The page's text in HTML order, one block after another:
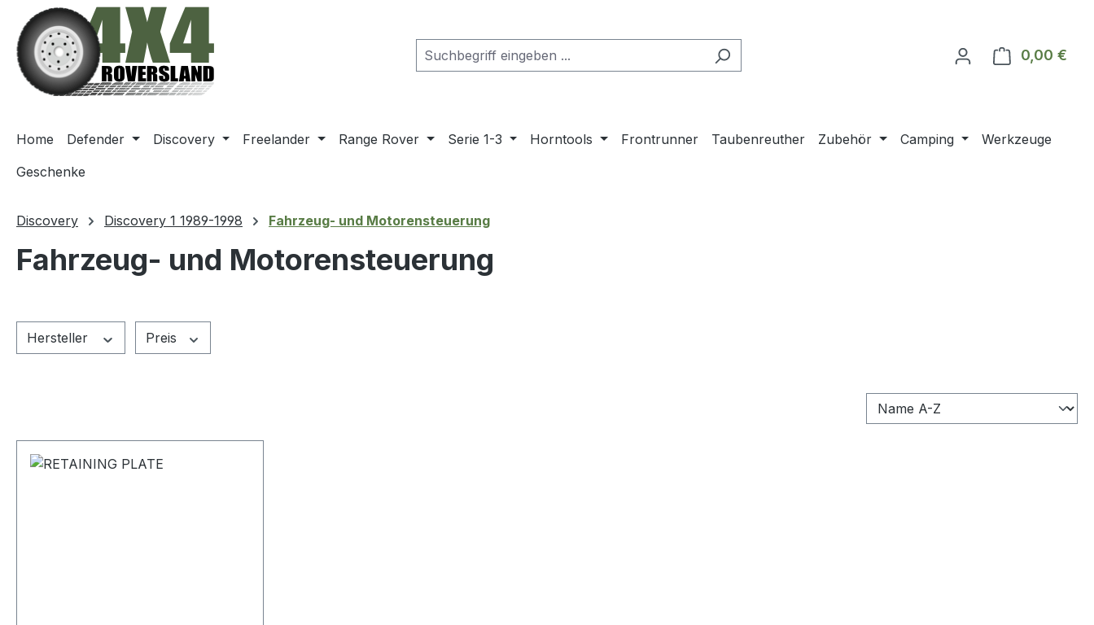
Hauptinhalt springen
Zur Suche springen
Zur Hauptnavigation springen
0,00 €
Home Defender Discovery Freelander Range Rover Serie 1-3 Horntools Frontrunner Taubenreuther Zubehör Camping
Werkzeuge
Geschenke
Discovery Discovery 1 1989-1998 Fahrzeug- und Motorensteuerung
Fahrzeug- und Motorensteuerung
Hersteller Preis